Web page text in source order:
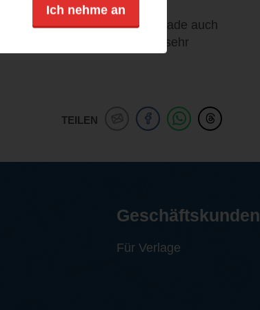
ausgestattet. Gerade auch
vergleichen kann, war es sehr
TEILEN
Ich nehme an
Geschäftskunden
Für Verlage